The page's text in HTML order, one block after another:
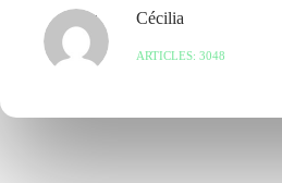
Cécilia
ARTICLES: 3048